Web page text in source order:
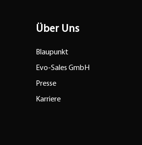
Über Uns
Blaupunkt
Evo-Sales GmbH
Presse
Karriere